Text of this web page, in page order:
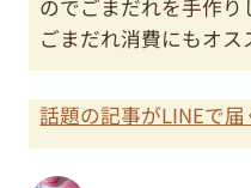
のでごまだれを手作り
ごまだれ消費にもオス
話題の記事がLINEで